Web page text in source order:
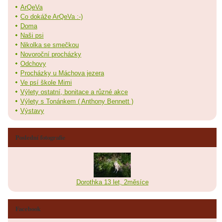
ArQeVa
Co dokáže ArQeVa :-)
Doma
Naši psi
Nikolka se smečkou
Novoroční procházky
Odchovy
Procházky u Máchova jezera
Ve psí škole Mimi
Výlety ostatní, bonitace a různé akce
Výlety s Tonánkem ( Anthony Bennett )
Výstavy
Poslední fotografie
Dorothka 13 let, 2měsíce
Facebook